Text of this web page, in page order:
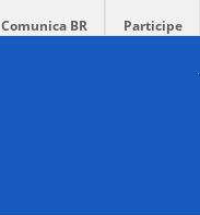
Comunica BR Participe